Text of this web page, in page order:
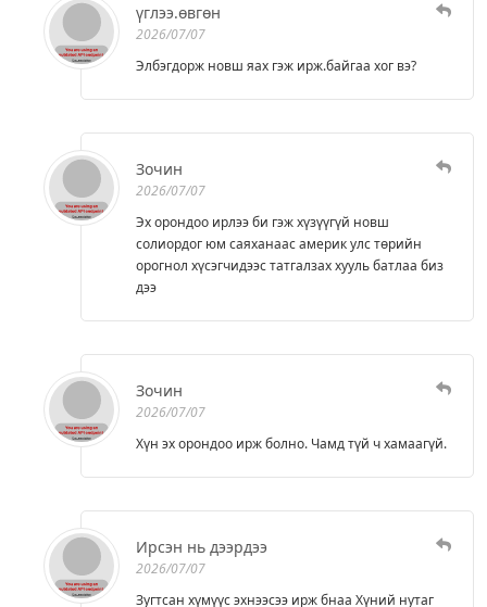
үглээ.өвгөн
2026/07/07
Элбэгдорж новш яах гэж ирж.байгаа хог вэ?
Зочин
2026/07/07
Эх орондоо ирлээ би гэж хүзүүгүй новш
солиордог юм саяханаас америк улс төрийн
орогнол хүсэгчидээс татгалзах хууль батлаа биз
дээ
Зочин
2026/07/07
Хүн эх орондоо ирж болно. Чамд түй ч хамаагүй.
Ирсэн нь дээрдээ
2026/07/07
Зугтсан хүмүүс эхнээсээ ирж бнаа Хүний нутаг